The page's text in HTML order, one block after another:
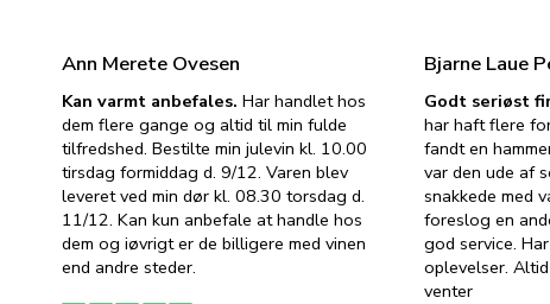
Ann Merete Ovesen
Kan varmt anbefales. Har handlet hos
dem flere gange og altid til min fulde
tilfredshed. Bestilte min julevin kl. 10.00
tirsdag formiddag d. 9/12. Varen blev
leveret ved min dør kl. 08.30 torsdag d.
11/12. Kan kun anbefale at handle hos
dem og iøvrigt er de billigere med vinen
end andre steder.
Bjarne Laue
Godt seriøst
har haft flere
fandt en
var den ude af
snakkede med
foreslog en
god service.
oplevelser.
venter